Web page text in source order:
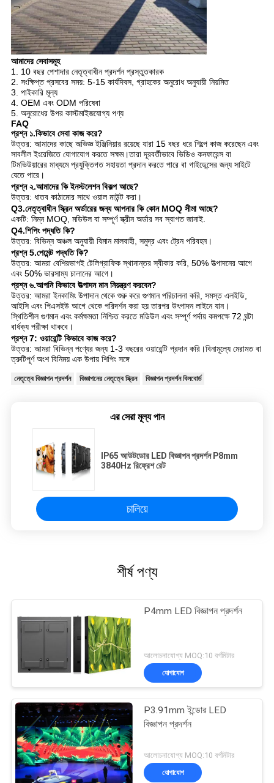
আমাদের সেবাসমূহ
1. 10 বছর পেশাদার নেতৃত্বাধীন প্রদর্শন প্রস্তুতকারক
2. সংক্ষিপ্ত প্রসবের সময়: 5-15 কার্যদিবস, গ্রাহকের অনুরোধ অনুযায়ী নিয়মিত
3. পাইকারি মূল্য
4. OEM এবং ODM পরিষেবা
5. অনুরোধের উপর কাস্টমাইজযোগ্য পণ্য
FAQ
প্রশ্ন ১.কিভাবে সেবা কাজ করে?
উত্তর: আমাদের কাছে অভিজ্ঞ ইঞ্জিনিয়ার রয়েছে যারা 15 বছর ধরে শিল্পে কাজ করেছেন এবং
সাবলীল ইংরেজিতে যোগাযোগ করতে সক্ষম।তারা দূরবর্তীভাবে ভিডিও কনফারেন্স বা
টিমভিউয়ারের মাধ্যমে প্রযুক্তিগত সহায়তা প্রদান করতে পারে বা গাইডেন্সের জন্য সাইটে
যেতে পারে।
প্রশ্ন ২.আমাদের কি ইনস্টলেশন বিকল্প আছে?
উত্তর: ধাতব কাঠামোর সাথে ওয়াল মাউন্ট করা।
Q3.নেতৃত্বাধীন স্ক্রিন অর্ডারের জন্য আপনার কি কোন MOQ সীমা আছে?
একটি: নিম্ন MOQ, মডিউল বা সম্পূর্ণ স্ক্রীন অর্ডার সব স্বাগত জানাই.
Q4.শিপিং পদ্ধতি কি?
উত্তর: বিভিন্ন অঞ্চল অনুযায়ী বিমান মালবাহী, সমুদ্র এবং ট্রেন পরিবহন।
প্রশ্ন 5.পেমেন্ট পদ্ধতি কি?
উত্তর: আমরা বেশিরভাগই টেলিগ্রাফিক স্থানান্তর স্বীকার করি, 50% উত্পাদনের আগে
এবং 50% ভারসাম্য চালানের আগে।
প্রশ্ন ৬.আপনি কিভাবে উত্পাদন মান নিয়ন্ত্রণ করবেন?
উত্তর: আমরা ইনকামিং উপাদান থেকে শুরু করে গুণমান পরিচালনা করি, সমস্ত এলইডি,
আইসি এবং পিএসইউ আগে থেকে পরিদর্শন করা হয় তারপর উৎপাদন লাইনে যান।
স্থিতিশীল গুণমান এবং কর্মক্ষমতা নিশ্চিত করতে মডিউল এবং সম্পূর্ণ পর্দায় কমপক্ষে 72 ঘন্টা
বার্ধক্য পরীক্ষা থাকবে।
প্রশ্ন 7: ওয়ারেন্টি কিভাবে কাজ করে?
উত্তর: আমরা বিভিন্ন পণ্যের জন্য 1-3 বছরের ওয়ারেন্টি প্রদান করি।বিনামূল্যে মেরামত বা
ত্রুটিপূর্ণ অংশ বিনিময় এক উপায় শিপিং সঙ্গে
নেতৃত্বে বিজ্ঞাপন প্রদর্শন বিজ্ঞাপনের নেতৃত্বে স্ক্রিন বিজ্ঞাপন প্রদর্শন বিলবোর্ড
এর সেরা মূল্য পান
IP65 আউটডোর LED বিজ্ঞাপন প্রদর্শন P8mm
3840Hz রিফ্রেশ রেট
চালিয়ে
শীর্ষ পণ্য
P4mm LED বিজ্ঞাপন প্রদর্শন
আলোচনাযোগ্য MOQ:10 বর্গমিটার
যোগাযোগ
P3.91mm ইন্ডোর LED
বিজ্ঞাপন প্রদর্শন
আলোচনাযোগ্য MOQ:10 বর্গমিটার
যোগাযোগ